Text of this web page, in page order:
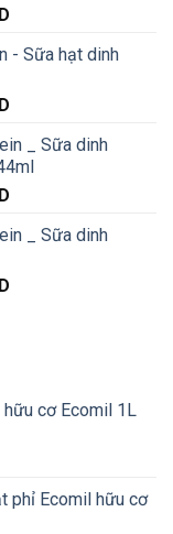
từ
- Sữa hạt dinh
từ
91,000 VND
_ Sữa dinh
từ_ Sữa dinh
1,020,000 VND
cơ Ecomil 1L
phỉ Ecomil hữu cơ